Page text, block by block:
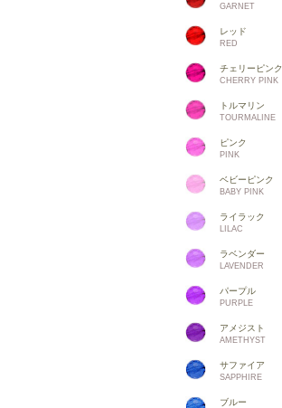
GARNET
レッド
RED
チェリーピンク
CHERRY PINK
トルマリン
TOURMALINE
ピンク
PINK
ベビーピンク
BABY PINK
ライラック
LILAC
ラベンダー
LAVENDER
パープル
PURPLE
アメジスト
AMETHYST
サファイア
SAPPHIRE
ブルー